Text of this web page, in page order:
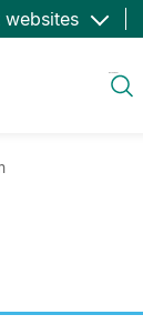
websites